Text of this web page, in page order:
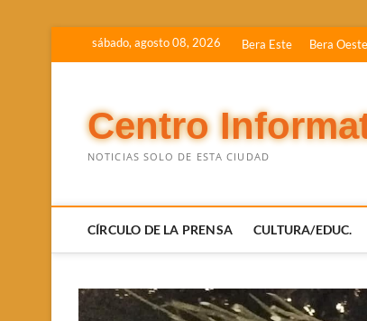
sábado, agosto 08, 2026 Bera Este Bera Oeste
Centro
NOTICIAS SOLO DE ESTA CIUDAD
CÍRCULO DE LA PRENSA CULTURA/EDUC.